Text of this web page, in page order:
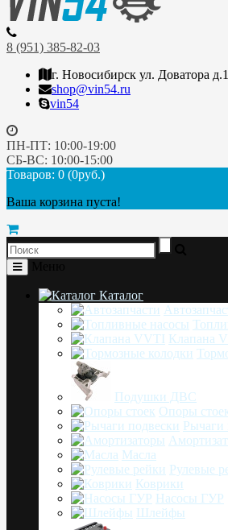
8 (951) 385-82-03
г. Новосибирск ул. Доватора
shop@vin54.ru
vin54
ПН-ПТ: 10:00-19:00
СБ-ВС: 10:00-15:00
Товаров: 0 (0руб.)
Ваша корзина пуста!
Каталог
Клапана
Подушки ДВС
Опоры стоек
Рычаги
Масла
Рулевые
Коврики
Насосы ГУР
Шлейфы